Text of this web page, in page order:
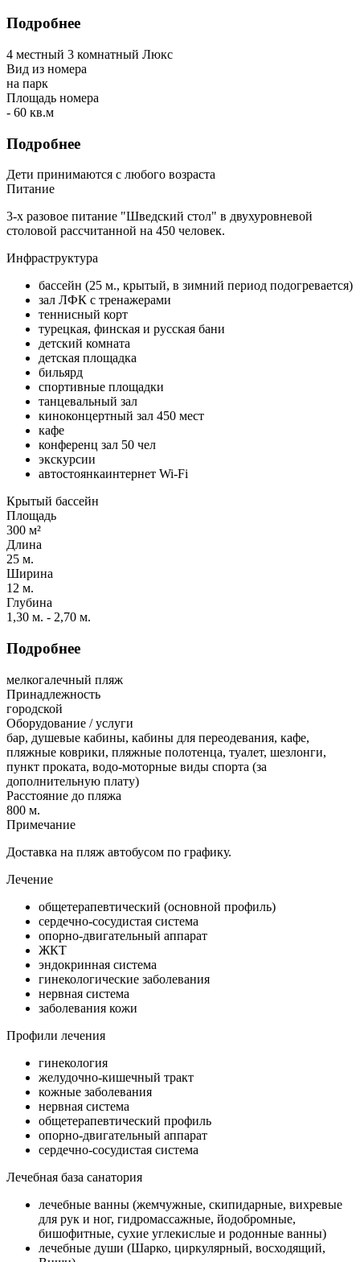
Подробнее
4 местный 3 комнатный Люкс
Вид из номера
на парк
Площадь номера
- 60 кв.м
Подробнее
Дети принимаются с любого возраста
Питание
3-х разовое питание "Шведский стол" в двухуровневой
столовой рассчитанной на 450 человек.
Инфраструктура
бассейн (25 м., крытый, в зимний период подогревается)
зал ЛФК с тренажерами
теннисный корт
турецкая, финская и русская бани
детский комната
детская площадка
бильярд
спортивные площадки
танцевальный зал
киноконцертный зал 450 мест
кафе
конференц зал 50 чел
экскурсии
автостоянкаинтернет Wi-Fi
Крытый бассейн
Площадь
300 м²
Длина
25 м.
Ширина
12 м.
Глубина
1,30 м. - 2,70 м.
Подробнее
мелкогалечный пляж
Принадлежность
городской
Оборудование / услуги
бар, душевые кабины, кабины для переодевания, кафе,
пляжные коврики, пляжные полотенца, туалет, шезлонги,
пункт проката, водо-моторные виды спорта (за
дополнительную плату)
Расстояние до пляжа
800 м.
Примечание
Доставка на пляж автобусом по графику.
Лечение
общетерапевтический (основной профиль)
сердечно-сосудистая система
опорно-двигательный аппарат
ЖКТ
эндокринная система
гинекологические заболевания
нервная система
заболевания кожи
Профили лечения
гинекология
желудочно-кишечный тракт
кожные заболевания
нервная система
общетерапевтический профиль
опорно-двигательный аппарат
сердечно-сосудистая система
Лечебная база санатория
лечебные ванны (жемчужные, скипидарные, вихревые
для рук и ног, гидромассажные, йодобромные,
бишофитные, сухие углекислые и родонные ванны)
лечебные души (Шарко, циркулярный, восходящий,